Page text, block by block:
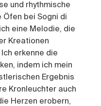
und rhythmische
Öfen bei Sogni di
eine Melodie, die
Kreationen
erkenne die
indem ich mein
Ergebnis
Kronleuchter auch
Herzen erobern,